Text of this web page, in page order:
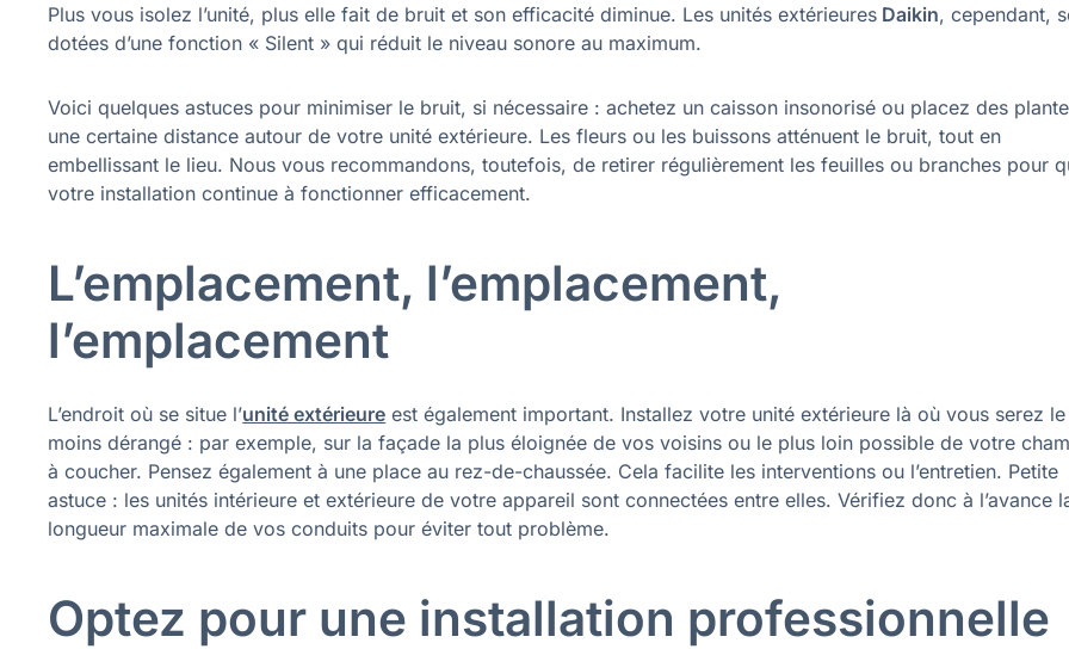
Plus vous isolez l’unité, plus elle fait de bruit et son efficacité diminue. Les unités extérieures Daikin, cependant,
dotées d’une fonction « Silent » qui réduit le niveau sonore au maximum.
Voici quelques astuces pour minimiser le bruit, si nécessaire : achetez un caisson insonorisé ou placez des
une certaine distance autour de votre unité extérieure. Les fleurs ou les buissons atténuent le bruit, tout en
embellissant le lieu. Nous vous recommandons, toutefois, de retirer régulièrement les feuilles ou branches pour
votre installation continue à fonctionner efficacement.
L’emplacement, l’emplacement,
l’emplacement
L’endroit où se situe l’unité extérieure est également important. Installez votre unité extérieure là où vous serez le
moins dérangé : par exemple, sur la façade la plus éloignée de vos voisins ou le plus loin possible de votre
à coucher. Pensez également à une place au rez-de-chaussée. Cela facilite les interventions ou l’entretien. Petite
astuce : les unités intérieure et extérieure de votre appareil sont connectées entre elles. Vérifiez donc à l’avance
longueur maximale de vos conduits pour éviter tout problème.
Optez pour une installation professionnelle